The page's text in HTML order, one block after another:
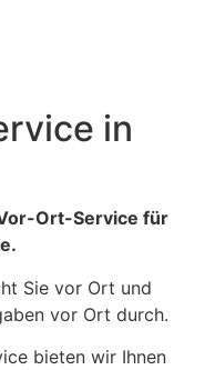
in
Ort-Service für
Sie vor Ort und
vor Ort durch.
bieten wir Ihnen